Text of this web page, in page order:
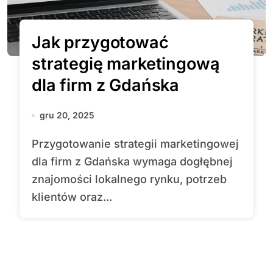
Jak przygotować
strategię marketingową
dla firm z Gdańska
gru 20, 2025
Przygotowanie strategii marketingowej
dla firm z Gdańska wymaga dogłębnej
znajomości lokalnego rynku, potrzeb
klientów oraz...